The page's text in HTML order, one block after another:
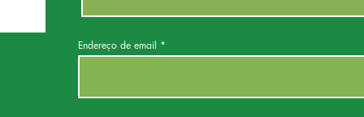
Endereço de email